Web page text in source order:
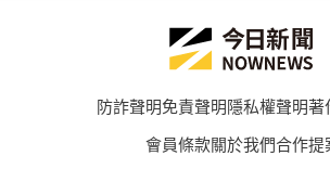
防詐聲明免責聲明隱私權聲明著
會員條款關於我們合作提